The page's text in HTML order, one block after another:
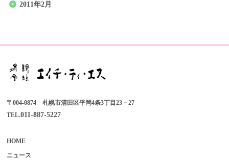
2011年2月
〒004-0874 札幌市清田区平岡4条3丁目23－27
TEL.011-887-5227
HOME
ニュース